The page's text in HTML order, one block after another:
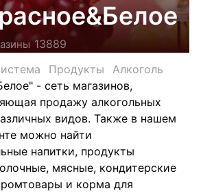
13889
Продукты
Алкоголь
- сеть магазинов,
продажу алкогольных
видов. Также в нашем
можно найти
напитки, продукты
мясные, кондитерские
и корма для